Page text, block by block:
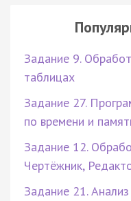
Задание 9.
таблицах
Задание 27.
по времени и
Задание 12.
Чертёжник,
Задание 21.